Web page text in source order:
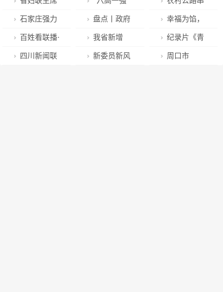
王丽到定点帮
扶村开展调研
慰问活动
聚力建设高质
量现代化平煤
神马
珠成线畅通城
乡——封丘县
李庄镇“四好农
石家庄强力
推进“6+2+2”
城市更新重点
盘点丨政府
工作报告中的
高频词
幸福为馅，
情暖空巢老
人、留守儿童
百姓看联播·
两会特别版｜
我省新增
190家省级知
纪录片《青
城山—都江
四川新闻联 新委员新风 周口市